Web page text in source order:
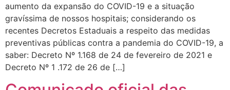
aumento da expansão do COVID-19 e a situação
gravíssima de nossos hospitais; considerando os
recentes Decretos Estaduais a respeito das medidas
preventivas públicas contra a pandemia do COVID-19, a
saber: Decreto Nº 1.168 de 24 de fevereiro de 2021 e
Decreto Nº 1 .172 de 26 de […]